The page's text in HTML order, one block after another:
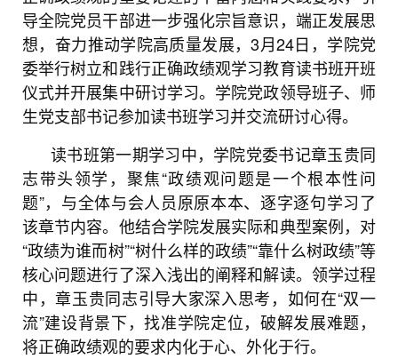
导全院党员干部进一步强化宗旨意识，端正发展思
想，奋力推动学院高质量发展，3月24日，学院党
委举行树立和践行正确政绩观学习教育读书班开班
仪式并开展集中研讨学习。学院党政领导班子、师
生党支部书记参加读书班学习并交流研讨心得。
读书班第一期学习中，学院党委书记章玉贵同
志带头领学，聚焦“政绩观问题是一个根本性问
题”，与全体与会人员原原本本、逐字逐句学习了
该章节内容。他结合学院发展实际和典型案例，对
“政绩为谁而树”“树什么样的政绩”“靠什么树政绩”等
核心问题进行了深入浅出的阐释和解读。领学过程
中，章玉贵同志引导大家深入思考，如何在“双一
流”建设背景下，找准学院定位，破解发展难题，
将正确政绩观的要求内化于心、外化于行。